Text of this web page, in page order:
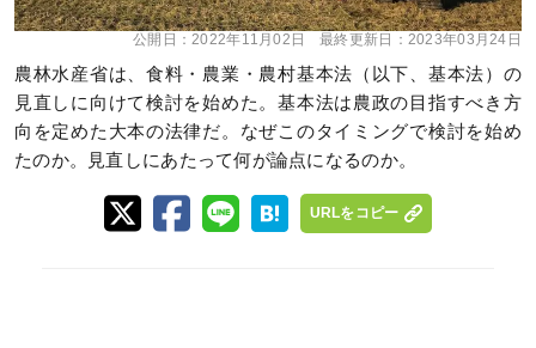
公開日：2022年11月02日 最終更新日： 2023年03月24日
農林水産省は、食料・農業・農村基本法（以下、基本法）の
見直しに向けて検討を始めた。基本法は農政の目指すべき方
向を定めた大本の法律だ。なぜこのタイミングで検討を始め
たのか。見直しにあたって何が論点になるのか。
URLをコピー